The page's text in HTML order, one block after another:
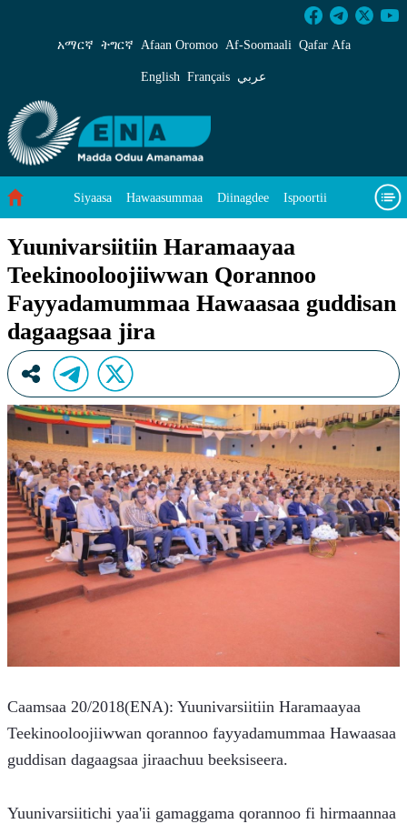
Yuunivarsiitiin Haramaayaa
አማርኛ ትግርኛ Afaan Oromoo Af‑Soomaali Qafar Afa
English Français عربي
Siyaasa Hawaasummaa Diinagdee Ispoortii
Waa’ee keenya
Yuunivarsiitiin Haramaayaa
Teekinooloojiiwwan Qorannoo
Fayyadamummaa Hawaasaa guddisan
dagaagsaa jira
Caamsaa 20/2018(ENA): Yuunivarsiitiin Haramaayaa
Teekinooloojiiwwan qorannoo fayyadamummaa Hawaasaa
guddisan dagaagsaa jiraachuu beeksiseera.
Yuunivarsiitichi yaa'ii gamaggama qorannoo fi hirmaannaa